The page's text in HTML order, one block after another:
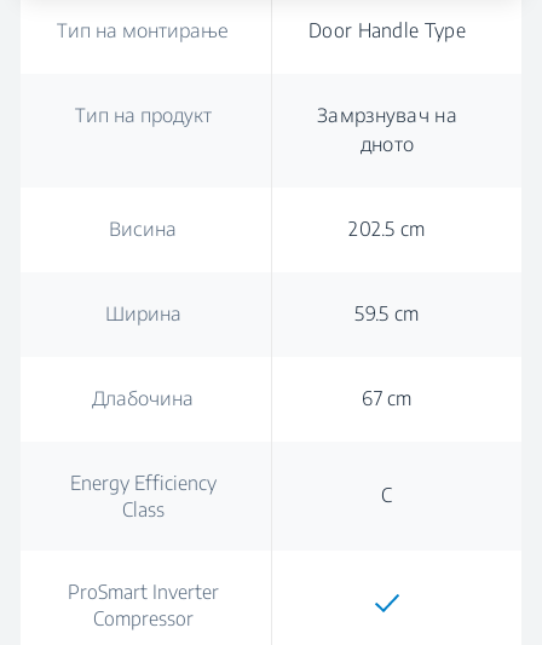
Тип на монтирање Door Handle Type
Тип на продукт
Замрзнувач на
дното
Висина 202.5 cm
Ширина 59.5 cm
Длабочина 67 cm
Energy Efficiency
Class
C
ProSmart Inverter
Compressor